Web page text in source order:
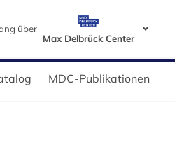
über
Max Delbrück Center
MDC-Publikationen